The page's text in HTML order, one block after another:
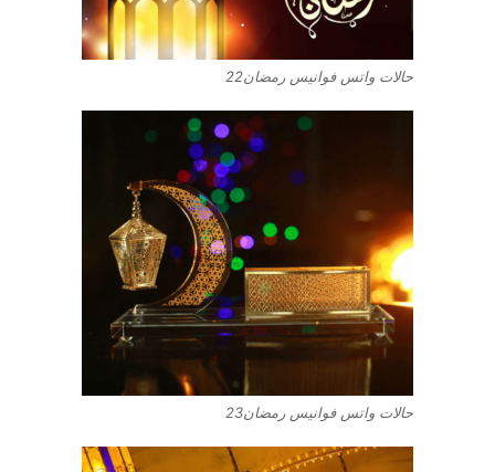
حالات واتس فوانيس رمضان22
حالات واتس فوانيس رمضان23